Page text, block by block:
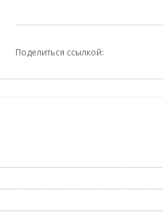
Поделиться ссылкой: